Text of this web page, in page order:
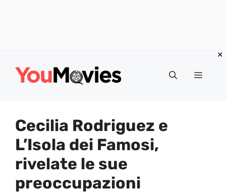
Menu
Cecilia Rodriguez e
L’Isola dei Famosi,
rivelate le sue
preoccupazioni